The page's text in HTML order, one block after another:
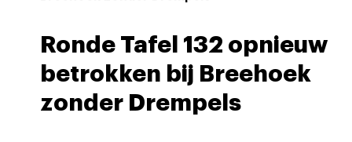
Ronde Tafel 132 opnieuw
betrokken bij Breehoek
zonder Drempels